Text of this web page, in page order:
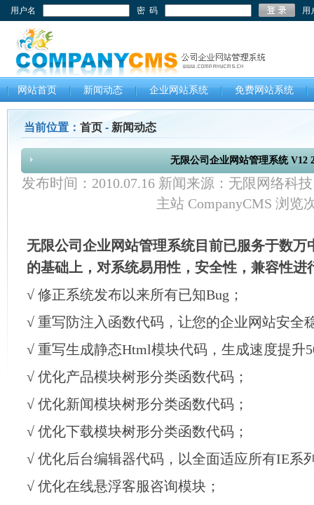
用户名 密 码 用
网站首页 新闻动态 企业网站系统 免费网站系统
当前位置： 首页 - 新闻动态
无限公司企业网站管理系统 V12
发布时间：2010.07.16 新闻来源：无限网络科
主站 CompanyCMS 浏览
无限公司企业网站管理系统目前已服务于数
的基础上，对系统易用性，安全性，兼容性进
√ 修正系统发布以来所有已知Bug；
√ 重写防注入函数代码，让您的企业网站安全
√ 重写生成静态Html模块代码，生成速度提升
√ 优化产品模块树形分类函数代码；
√ 优化新闻模块树形分类函数代码；
√ 优化下载模块树形分类函数代码；
√ 优化后台编辑器代码，以全面适应所有IE系
√ 优化在线悬浮客服咨询模块；